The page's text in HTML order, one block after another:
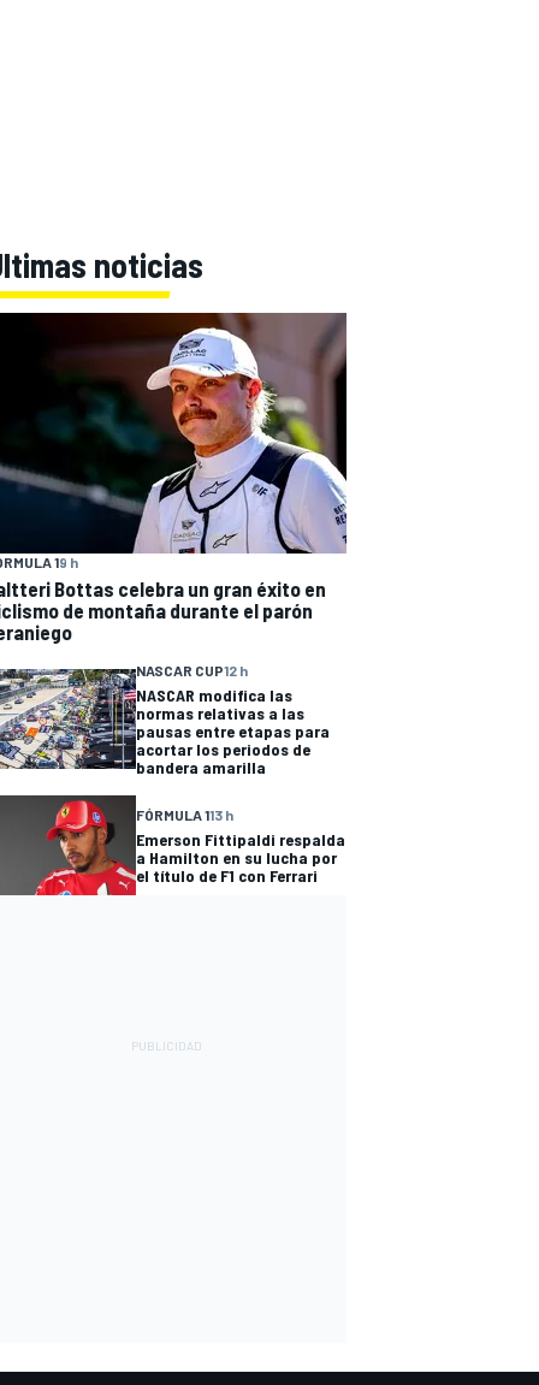
noticias
19 h
Bottas celebra un gran éxito en
de montaña durante el parón
NASCAR CUP12 h
NASCAR modifica las
normas relativas a las
pausas entre etapas para
acortar los periodos de
bandera amarilla
FÓRMULA 113 h
Emerson Fittipaldi respalda
a Hamilton en su lucha por
el título de F1 con Ferrari